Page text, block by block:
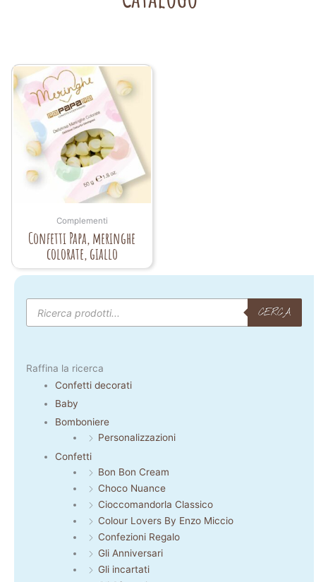
Complementi
Confetti Papa, meringhe
colorate, giallo
Products
search
CERCA
Raffina la ricerca
Confetti decorati
Baby
Bomboniere
Personalizzazioni
Confetti
Bon Bon Cream
Choco Nuance
Cioccomandorla Classico
Colour Lovers By Enzo Miccio
Confezioni Regalo
Gli Anniversari
Gli incartati